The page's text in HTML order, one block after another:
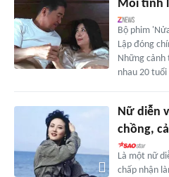
Mối tình
Bộ phim
Lập đóng
Những cảnh
nhau 20
Nữ diễn
chồng,
Là một nữ
chấp nhận